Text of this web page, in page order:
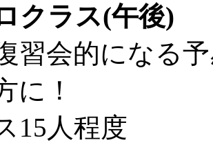
クラス(午後)
習会的になる
に！
15人程度